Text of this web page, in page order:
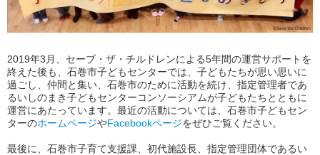
2019年3月、セーブ・ザ・チルドレンによる5年間の運営サポートを
終えた後も、石巻市子どもセンターでは、子どもたちが思い思いに
過ごし、仲間と集い、石巻市のために活動を続け、指定管理者であ
るいしのまき子どもセンターコンソーシアムが子どもたちとともに
運営にあたっています。最近の活動については、石巻市子どもセン
ターのホームページやFacebookページをぜひご覧ください。
最後に、石巻市子育て支援課、初代施設長、指定管理団体であるい